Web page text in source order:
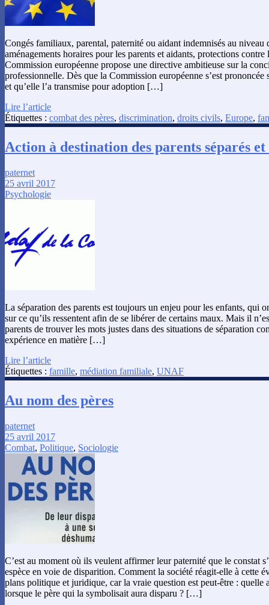
Congés familiaux, parental, paternité ou aidant indemnisés au niveau
aménagements horaires pour les parents et aidants, protections
Commission européenne propose une directive ambitieuse sur la
professionnelle. Dès que la Commission européenne s’est
et qu’elle l’a transmise pour adoption […]
Lire l’article
Étiquettes : combat des pères, discrimination, droits civils, Europe,
Action à destination des parents séparés
paternet
25 avril 2017
Psychologie
La séparation des parents est toujours un enjeu pour les enfants, qui
sur ce qu’ils ressentent afin de se libérer de certains maux. Mais il
parents de trouver les mots justes dans des situations de séparation
expérience en matière […]
Lire l’article
Étiquettes : famille, médiation familiale, UNAF
Au nom des pères
paternet
25 avril 2017
Combat, Politique, Sociologie
C’est au moment où ils veulent affirmer leur paternité que le constat
espèce en voie de disparition. Comment la société réagit-elle à cette
plans politique et juridique, car la vraie question est peut-être : quelle
lorsque le père qui la symbolisait aura disparu ? […]